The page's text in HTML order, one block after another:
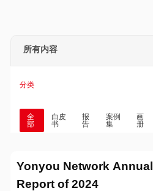
所有内容
分类
全
部
白皮
书
报
告
案例
集
画
册
Yonyou Network Annual
Report of 2024